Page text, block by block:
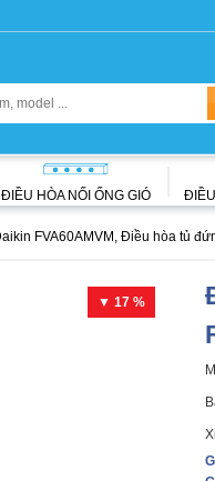
ĐIỀU HÒA NỐI ỐNG GIÓ
FVA60AMVM, Điều hòa tủ
▼ 17 %